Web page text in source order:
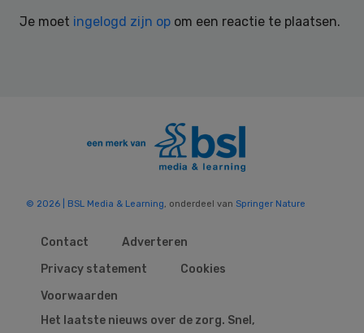
Je moet ingelogd zijn op om een reactie te plaatsen.
© 2026 | BSL Media & Learning, onderdeel van Springer Nature
Contact
Adverteren
Privacy statement
Cookies
Voorwaarden
Het laatste nieuws over de zorg. Snel,